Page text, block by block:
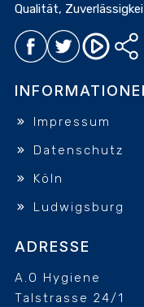
Qualität,
Impressum
Datenschutz
Köln
Ludwigsburg
ADRESSE
A.O Hygiene
Talstrasse 24/1